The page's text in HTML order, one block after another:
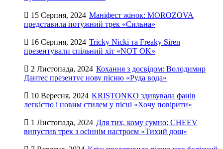
15 Серпня, 2024 Маніфест жінок: MOROZOVA
представила потужний трек «Сильна»
16 Серпня, 2024 Tricky Nicki та Freaky Siren
презентували спільний хіт «NOT OK»
2 Листопада, 2024 Кохання з досвідом: Володимир
Дантес презентує нову пісню «Руда вода»
10 Вересня, 2024 KRISTONKO здивувала фанів
легкістю і новим стилем у пісні «Хочу повірити»
1 Листопада, 2024 Для тих, кому сумно: CHEEV
випустив трек з осіннім настроєм «Тихий дощ»